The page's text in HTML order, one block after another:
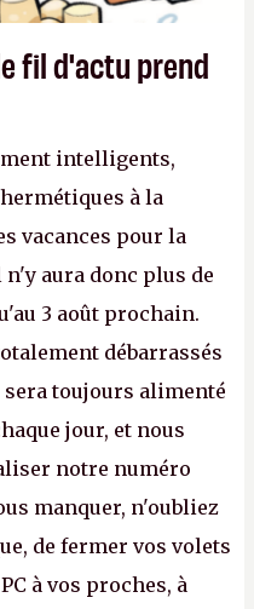
fil d'actu prend
intelligents,
à la
vacances pour la
n'y aura donc plus de
3 août prochain.
débarrassés
sera toujours alimenté
jour, et nous
notre numéro
manquer, n'oubliez
de fermer vos volets
à vos proches, à